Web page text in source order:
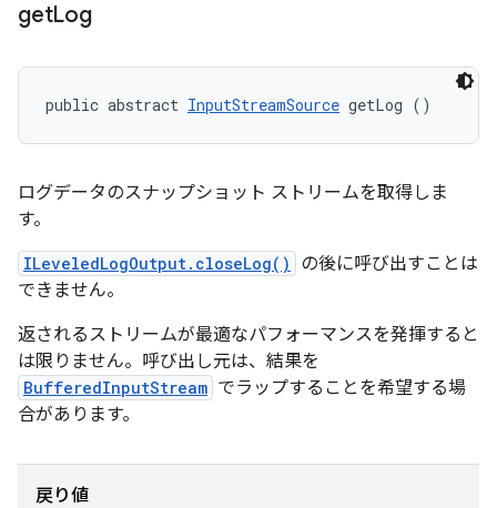
getLog
public abstract InputStreamSource getLog ()
ログデータのスナップショット ストリームを取得しま
す。
ILeveledLogOutput.closeLog()
の後に呼び出すことは
できません。
返されるストリームが最適なパフォーマンスを発揮すると
は限りません。呼び出し元は、結果を
BufferedInputStream でラップすることを希望する場
合があります。
戻り値